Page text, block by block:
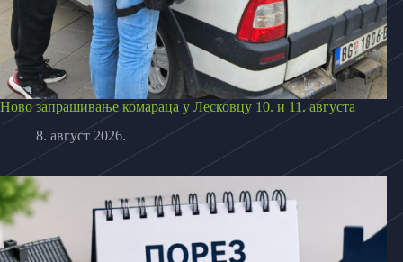
Ново запрашивање комараца у Лесковцу 10. и 11. августа
8. август 2026.